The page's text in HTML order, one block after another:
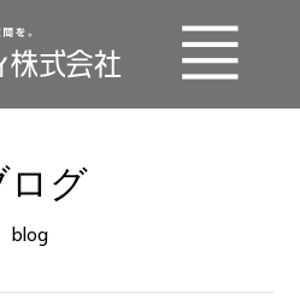
ログ
blog